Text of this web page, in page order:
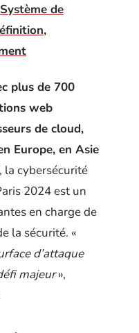
Système de
plus de 700
web
de cloud,
Europe, en Asie
, la cybersécurité
2024 est un
en charge de
la sécurité. «
d’attaque
majeur»,